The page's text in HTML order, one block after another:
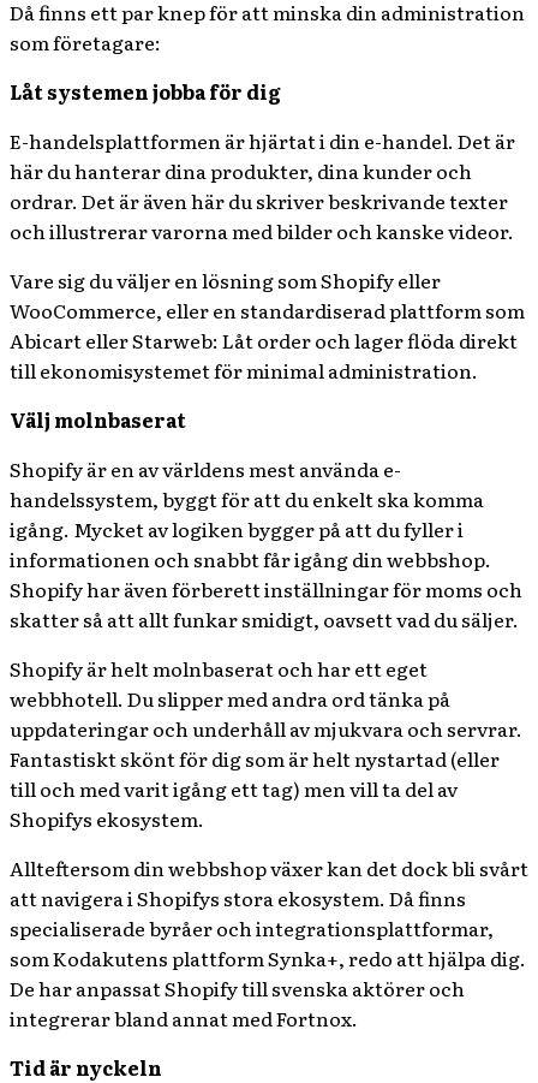
Då finns ett par knep för att minska din administration
som företagare:
Låt systemen jobba för dig
E-handelsplattformen är hjärtat i din e-handel. Det är
här du hanterar dina produkter, dina kunder och
ordrar. Det är även här du skriver beskrivande texter
och illustrerar varorna med bilder och kanske videor.
Vare sig du väljer en lösning som Shopify eller
WooCommerce, eller en standardiserad plattform som
Abicart eller Starweb: Låt order och lager flöda direkt
till ekonomisystemet för minimal administration.
Välj molnbaserat
Shopify är en av världens mest använda e-
handelssystem, byggt för att du enkelt ska komma
igång. Mycket av logiken bygger på att du fyller i
informationen och snabbt får igång din webbshop.
Shopify har även förberett inställningar för moms och
skatter så att allt funkar smidigt, oavsett vad du säljer.
Shopify är helt molnbaserat och har ett eget
webbhotell. Du slipper med andra ord tänka på
uppdateringar och underhåll av mjukvara och servrar.
Fantastiskt skönt för dig som är helt nystartad (eller
till och med varit igång ett tag) men vill ta del av
Shopifys ekosystem.
Allteftersom din webbshop växer kan det dock bli svårt
att navigera i Shopifys stora ekosystem. Då finns
specialiserade byråer och integrationsplattformar,
som Kodakutens plattform Synka+, redo att hjälpa dig.
De har anpassat Shopify till svenska aktörer och
integrerar bland annat med Fortnox.
Tid är nyckeln